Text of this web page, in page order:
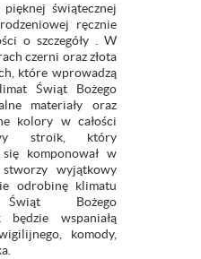
świątecznej
ręcznie
o szczegóły . W
czerni oraz złota
które wprowadzą
Świąt Bożego
materiały oraz
kolory w całości
stroik, który
komponował w
wyjątkowy
odrobinę klimatu
Świąt Bożego
będzie wspaniałą
komody,